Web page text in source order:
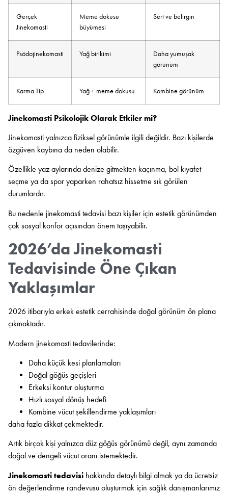
Gerçek
Jinekomasti
Meme dokusu
büyümesi
Sert ve belirgin
Psödojinekomasti Yağ birikimi
Daha yumuşak
görünüm
Karma Tip Yağ + meme dokusu Kombine görünüm
Jinekomasti Psikolojik Olarak Etkiler mi?
Jinekomasti yalnızca fiziksel görünümle ilgili değildir. Bazı kişilerde
özgüven kaybına da neden olabilir.
Özellikle yaz aylarında denize gitmekten kaçınma, bol kıyafet
seçme ya da spor yaparken rahatsız hissetme sık görülen
durumlardır.
Bu nedenle jinekomasti tedavisi bazı kişiler için estetik görünümden
çok sosyal konfor açısından önem taşıyabilir.
2026’da Jinekomasti
Tedavisinde Öne Çıkan
Yaklaşımlar
2026 itibarıyla erkek estetik cerrahisinde doğal görünüm ön plana
çıkmaktadır.
Modern jinekomasti tedavilerinde:
Daha küçük kesi planlamaları
Doğal göğüs geçişleri
Erkeksi kontur oluşturma
Hızlı sosyal dönüş hedefi
Kombine vücut şekillendirme yaklaşımları
daha fazla dikkat çekmektedir.
Artık birçok kişi yalnızca düz göğüs görünümü değil, aynı zamanda
doğal ve dengeli vücut oranı istemektedir.
Jinekomasti tedavisi hakkında detaylı bilgi almak ya da ücretsiz
ön değerlendirme randevusu oluşturmak için sağlık danışmanlarımız